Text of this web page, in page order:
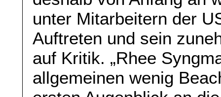
unter Mitarbeitern der
Auftreten und sein
auf Kritik. „Rhee
allgemeinen wenig